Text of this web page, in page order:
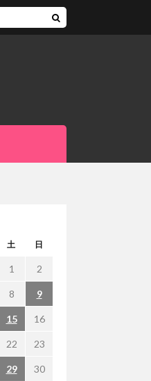
土 日
1 2
8 9
15 16
22 23
29 30